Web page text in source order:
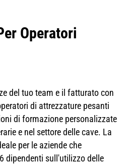
Operatori
del tuo team e il fatturato con
di attrezzature pesanti
di formazione personalizzate
e nel settore delle cave. La
per le aziende che
dipendenti sull'utilizzo delle